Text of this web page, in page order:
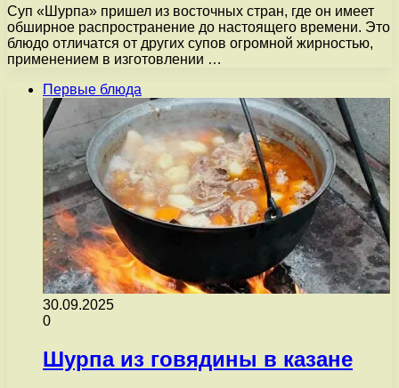
Суп «Шурпа» пришел из восточных стран, где он имеет
обширное распространение до настоящего времени. Это
блюдо отличатся от других супов огромной жирностью,
применением в изготовлении …
Первые блюда
30.09.2025
0
Шурпа из говядины в казане